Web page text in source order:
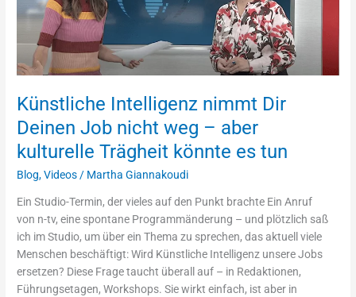
Künstliche Intelligenz nimmt Dir
Deinen Job nicht weg – aber
kulturelle Trägheit könnte es tun
Blog,Videos / Martha Giannakoudi
Ein Studio-Termin, der vieles auf den Punkt brachte Ein Anruf
von n-tv, eine spontane Programmänderung – und plötzlich saß
ich im Studio, um über ein Thema zu sprechen, das aktuell viele
Menschen beschäftigt: Wird Künstliche Intelligenz unsere Jobs
ersetzen? Diese Frage taucht überall auf – in Redaktionen,
Führungsetagen, Workshops. Sie wirkt einfach, ist aber in
Job
weg
–
aber
kulturelle
Trägheit
könnte
es